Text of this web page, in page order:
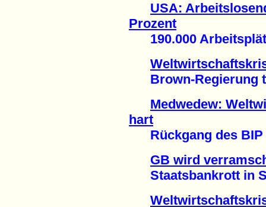
USA:
Prozent
190.000
Brown-Regierung
Medwedew:
hart
Rückgang des BIP
GB wird
Staatsbankrott in